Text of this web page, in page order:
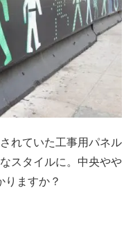
れていた工事用パネル
スタイルに。中央やや
りますか？